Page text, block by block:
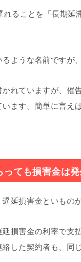
ることを「長期延
ような名前ですが
れていますが、催
ます。簡単に言え
っても損害金は発
延損害金といもの
損害金の利率で支
した契約者も、同